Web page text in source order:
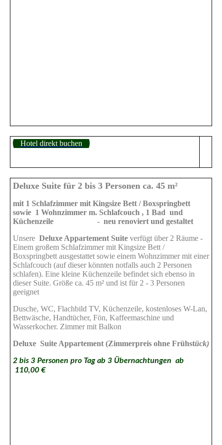
Hotel direkt buchen
Deluxe Suite für 2 bis 3 Personen ca. 45 m²
mit 1 Schlafzimmer mit Kingsize Bett / Boxspringbett
sowie 1 Wohnzimmer m. Schlafcouch , 1 Bad und
Küchenzeile - neu renoviert und gestaltet
Unsere Deluxe Appartement Suite verfügt über 2 Räume -
Einem großem Schlafzimmer mit Kingsize Bett /
Boxspringbett ausgestattet sowie einem Wohnzimmer mit einer
Schlafcouch (auf dieser könnten notfalls auch 2 Personen
schlafen). Eine kleine Küchenzeile befindet sich ebenso in
dieser Suite. Größe ca. 45 m² und ist für 2 - 3 Personen
geeignet
Dusche, WC, Flachbild TV, Küchenzeile, kostenloses W-Lan,
Bettwäsche, Handtücher, Fön, Kaffeemaschine und
Wasserkocher. Zimmer mit Balkon
Deluxe Suite Appartement (Zimmerpreis ohne Frühstück)
2 bis 3 Personen pro Tag ab 3 Übernachtungen ab
110,00 €